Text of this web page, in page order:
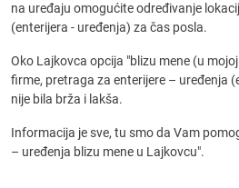
na uređaju omogućite određivanje
(enterijera - uređenja) za čas posla.
Oko Lajkovca opcija "blizu mene (u
firme, pretraga za enterijere – uređenja
nije bila brža i lakša.
Informacija je sve, tu smo da Vam
– uređenja blizu mene u Lajkovcu".